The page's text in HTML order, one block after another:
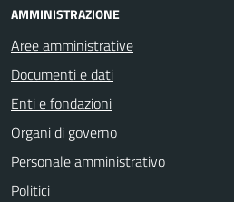
AMMINISTRAZIONE
Aree amministrative
Documenti e dati
Enti e fondazioni
Organi di governo
Personale amministrativo
Politici